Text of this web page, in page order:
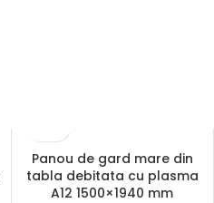
Panou de gard mare din
tabla debitata cu plasma
A12 1500×1940 mm